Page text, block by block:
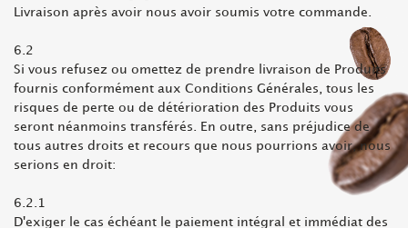
Livraison après avoir nous avoir soumis votre commande.
6.2
Si vous refusez ou omettez de prendre livraison de Produits
fournis conformément aux Conditions Générales, tous les
risques de perte ou de détérioration des Produits vous
seront néanmoins transférés. En outre, sans préjudice de
tous autres droits et recours que nous pourrions avoir, nous
serions en droit:
6.2.1
D'exiger le cas échéant le paiement intégral et immédiat des